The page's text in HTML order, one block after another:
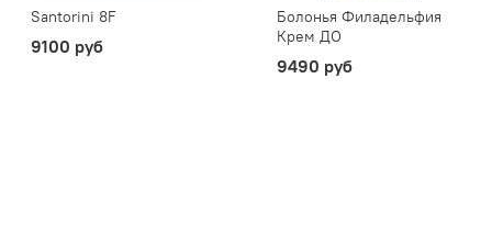
Santorini 8F
9100 руб
Болонья Филадельфия
Крем ДО
9490 руб